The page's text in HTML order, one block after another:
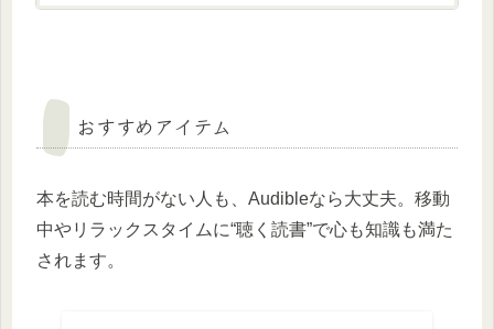
おすすめアイテム
本を読む時間がない人も、Audibleなら大丈夫。移動
中やリラックスタイムに“聴く読書”で心も知識も満た
されます。